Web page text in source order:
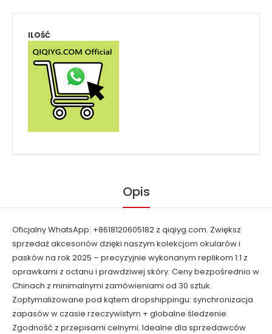
ILOŚĆ
Opis
Oficjalny WhatsApp: +8618120605182 z qiqiyg.com. Zwiększ
sprzedaż akcesoriów dzięki naszym kolekcjom okularów i
pasków na rok 2025 – precyzyjnie wykonanym replikom 1:1 z
oprawkami z octanu i prawdziwej skóry. Ceny bezpośrednio w
Chinach z minimalnymi zamówieniami od 30 sztuk.
Zoptymalizowane pod kątem dropshippingu: synchronizacja
zapasów w czasie rzeczywistym + globalne śledzenie.
Zgodność z przepisami celnymi. Idealne dla sprzedawców